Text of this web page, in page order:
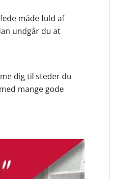
måde fuld af
undgår du at
dig til steder du
mange gode